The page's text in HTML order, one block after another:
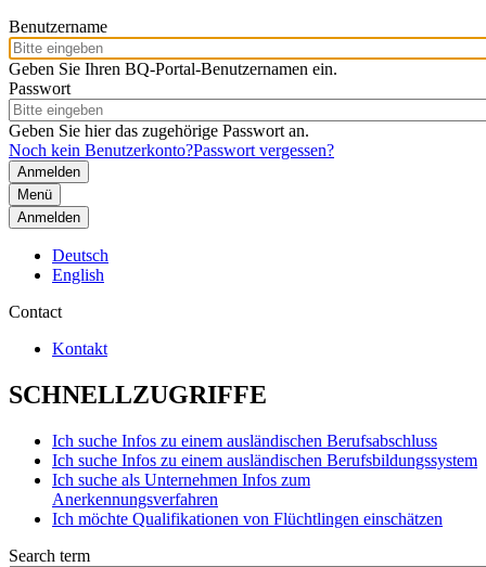
Benutzername
Geben Sie Ihren BQ-Portal-Benutzernamen ein.
Passwort
Geben Sie hier das zugehörige Passwort an.
Noch kein Benutzerkonto?Passwort vergessen?
Menü
Anmelden
Deutsch
English
Contact
Kontakt
SCHNELLZUGRIFFE
Ich suche Infos zu einem ausländischen Berufsabschluss
Ich suche Infos zu einem ausländischen Berufsbildungssystem
Ich suche als Unternehmen Infos zum
Anerkennungsverfahren
Ich möchte Qualifikationen von Flüchtlingen einschätzen
Search term